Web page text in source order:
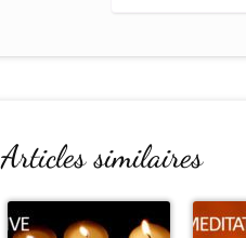
Articles similaires